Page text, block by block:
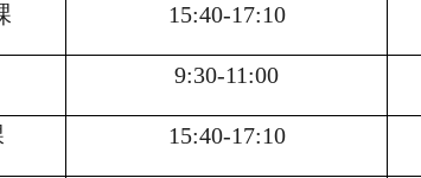
15:40-17:10
9:30-11:00
15:40-17:10